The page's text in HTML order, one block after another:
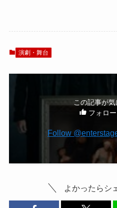
演劇・舞台
この記事が
フォロ
よかったらシ